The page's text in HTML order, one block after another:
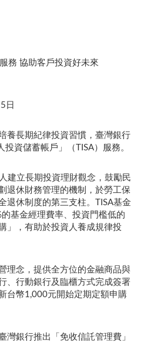
務 協助客戶投資好未來
日
養長期紀律投資習慣，臺灣銀行
資儲蓄帳戶」（TISA）服務。
建立長期投資理財觀念，鼓勵民
退休財務管理的機制，於勞工保
退休制度的第三支柱。TISA基金
基金經理費率、投資門檻低的
」，有助於投資人養成規律投
理念，提供全方位的金融商品與
、行動銀行及臨櫃方式完成簽署
台幣1,000元開始定期定額申購
灣銀行推出「免收信託管理費」